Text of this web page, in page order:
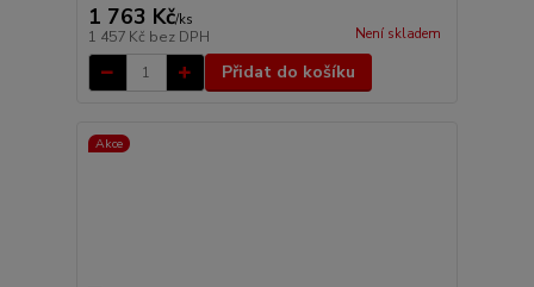
1 763 Kč/ks
1 457 Kč bez DPH Není skladem
Přidat do košíku
Akce